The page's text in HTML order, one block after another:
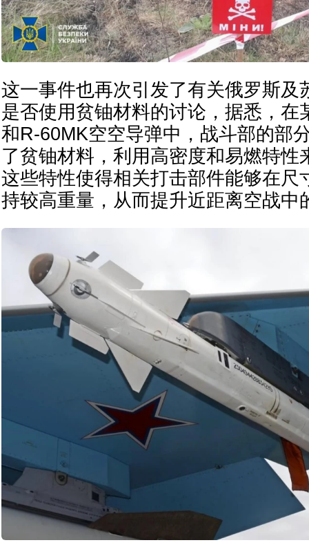
这一事件也再次引发了有关俄罗斯及
是否使用贫铀材料的讨论，据悉，在
和R-60MK空空导弹中，战斗部的部
了贫铀材料，利用高密度和易燃特性
这些特性使得相关打击部件能够在尺
持较高重量，从而提升近距离空战中